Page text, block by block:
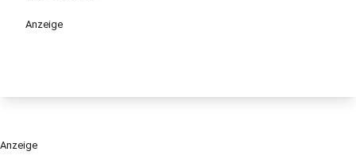
Anzeige
Anzeige